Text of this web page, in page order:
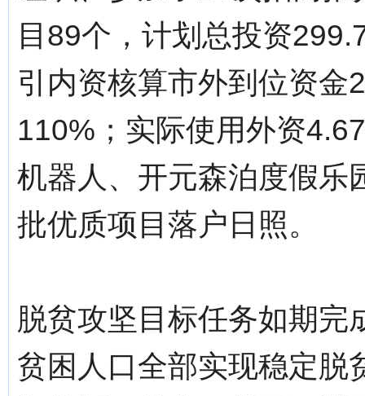
目89个，计划总投资
引内资核算市外到位资金
110%；实际使用外资
机器人、开元森泊度假乐
批优质项目落户日照。
脱贫攻坚目标任务如期完
贫困人口全部实现稳定脱